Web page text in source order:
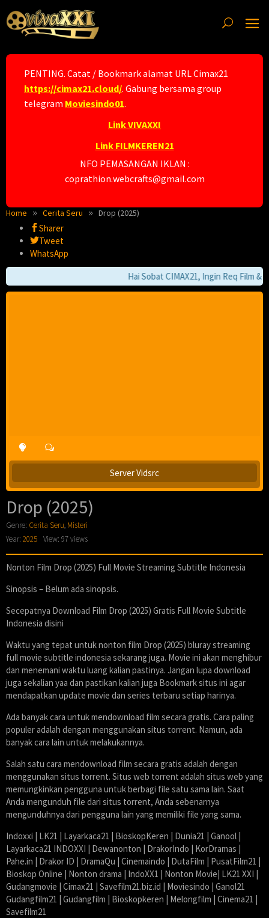
to
content
PENTING. Catat / Bookmark alamat URL Cimax21
https://cimax21.cloud/. Gabung bersama group
telegram Moviesindo01.
Link VIVAXXI
Link FILMKEREN21
NFO PEMASANGAN IKLAN :
coprathion.webcrafts@gmail.com
Home Cerita Seru Drop (2025)
Sharer
Tweet
WhatsApp
Hai Sobat CIMAX21, Ingin Req Film &
Server Vidsrc
Drop (2025)
Genre: Cerita Seru, Misteri
Year: 2025 View: 97 views
Nonton Film Drop (2025) Full Movie Streaming Subtitle Indonesia
Sinopsis – Belum ada sinopsis.
Secepatnya Download Film Drop (2025) Gratis Full Movie Subtitle
Indonesia disini
Waktu yang tepat untuk nonton film Drop (2025) bluray streaming
full movie subtitle indonesia sekarang juga. Movie ini akan menghibur
dan menemani waktu luang kalian pastinya. Jangan lupa download
juga sekalian yaa dan pastikan kalian juga Bookmark situs ini agar
mendapatkan update movie dan series terbaru setiap harinya.
Ada banyak cara untuk mendownload film secara gratis. Cara paling
populer adalah dengan menggunakan situs torrent. Namun, ada
banyak cara lain untuk melakukannya.
Salah satu cara mendownload film secara gratis adalah dengan
menggunakan situs torrent. Situs web torrent adalah situs web yang
memungkinkan pengguna untuk berbagi file satu sama lain. Saat
Anda mengunduh file dari situs torrent, Anda sebenarnya
mengunduhnya dari pengguna lain yang memiliki file yang sama.
Indoxxi | LK21 | Layarkaca21 | BioskopKeren | Dunia21 | Ganool |
Layarkaca21 INDOXXI | Dewanonton | DrakorIndo | KorDramas |
Pahe.in | Drakor ID | DramaQu | Cinemaindo | DutaFilm | PusatFilm21 |
Bioskop Online | Nonton drama | IndoXX1 | Nonton Movie| LK21 XXI |
Gudangmovie | Cimax21 | Savefilm21.biz.id | Moviesindo | Ganol21
Gudangfilm21 | Gudangfilm | Bioskopkeren | Melongfilm | Cinema21 |
Savefilm21